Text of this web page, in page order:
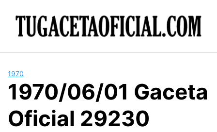
1970
1970/06/01 Gaceta
Oficial 29230